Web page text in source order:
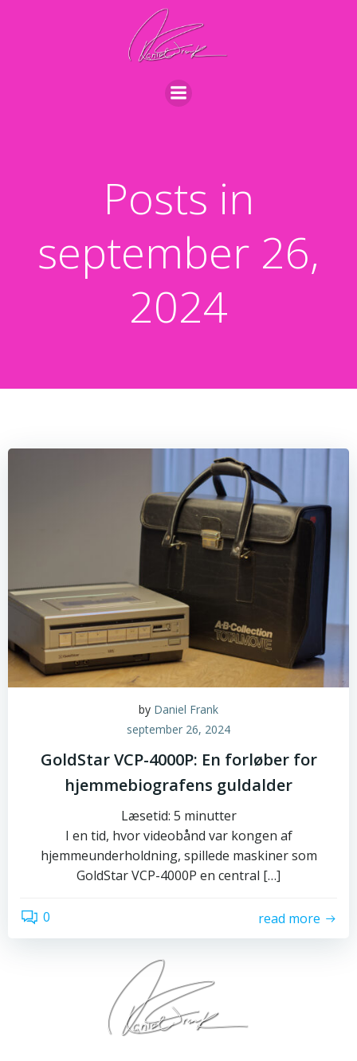
til
indhold
Posts in
september 26,
2024
by Daniel Frank
september 26, 2024
GoldStar VCP-4000P: En forløber for
hjemmebiografens guldalder
Læsetid: 5 minutter
I en tid, hvor videobånd var kongen af
hjemmeunderholdning, spillede maskiner som
GoldStar VCP-4000P en central […]
0 read more